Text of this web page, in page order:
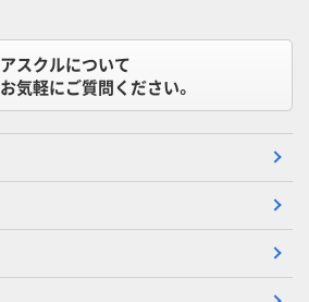
アスクルについて
お気軽にご質問ください。